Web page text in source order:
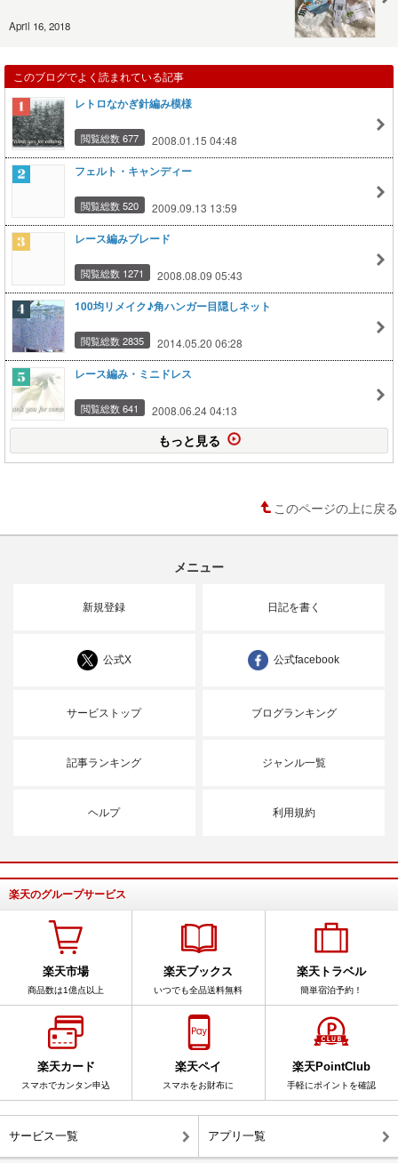
April 16, 2018
このブログでよく読まれている記事
レトロなかぎ針編み模様
閲覧総数 677 2008.01.15 04:48
フェルト・キャンディー
閲覧総数 520 2009.09.13 13:59
レース編みブレード
閲覧総数 1271 2008.08.09 05:43
100均リメイク♪角ハンガー目隠しネット
閲覧総数 2835 2014.05.20 06:28
レース編み・ミニドレス
閲覧総数 641 2008.06.24 04:13
もっと見る
このページの上に戻る
メニュー
新規登録 日記を書く
公式X 公式facebook
サービストップ ブログランキング
記事ランキング ジャンル一覧
ヘルプ 利用規約
楽天のグループサービス
楽天市場
商品数は1億点以上
楽天ブックス
いつでも全品送料無料
楽天トラベル
簡単宿泊予約！
楽天カード
スマホでカンタン申込
楽天ペイ
スマホをお財布に
楽天PointClub
手軽にポイントを確認
サービス一覧 アプリ一覧